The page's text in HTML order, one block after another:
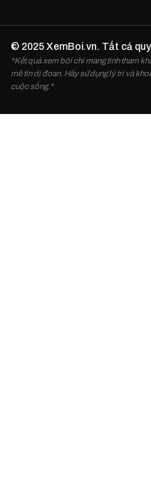
© 2025 XemBoi.vn. Tất cả
*Kết quả xem bói chỉ mang tính tham
mê tín dị đoan. Hãy sử dụng lý trí và
cuộc sống.*